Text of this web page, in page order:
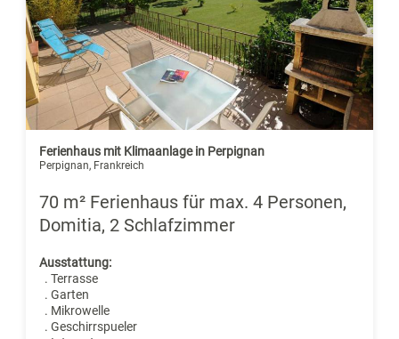
Ferienhaus mit Klimaanlage in Perpignan
Perpignan, Frankreich
70 m² Ferienhaus für max. 4 Personen,
Domitia, 2 Schlafzimmer
Ausstattung:
. Terrasse
. Garten
. Mikrowelle
. Geschirrspueler